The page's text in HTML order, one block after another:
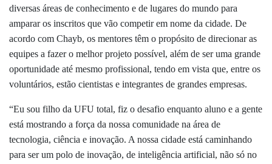
diversas áreas de conhecimento e de lugares do mundo para
amparar os inscritos que vão competir em nome da cidade. De
acordo com Chayb, os mentores têm o propósito de direcionar as
equipes a fazer o melhor projeto possível, além de ser uma grande
oportunidade até mesmo profissional, tendo em vista que, entre os
voluntários, estão cientistas e integrantes de grandes empresas.
“Eu sou filho da UFU total, fiz o desafio enquanto aluno e a gente
está mostrando a força da nossa comunidade na área de
tecnologia, ciência e inovação. A nossa cidade está caminhando
para ser um polo de inovação, de inteligência artificial, não só no